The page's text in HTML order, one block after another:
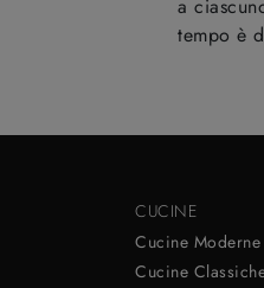
a
tempo è
CUCINE
Cucine Moderne
Cucine